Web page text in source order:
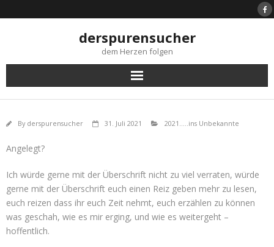
to
derspurensucher
dem Herzen folgen
By derspurensucher 31. Juli 2021 2021.....ins Unbekannte
Angelegt?
Ich würde gerne mit der Überschrift nicht zu viel verraten, würde
gerne mit der Überschrift euch einen Reiz geben mehr zu lesen,
euch reizen dass ihr euch Zeit nehmt, euch erzählen zu können
was geschah, wie es mir erging, und wie es weitergeht –
hoffentlich.